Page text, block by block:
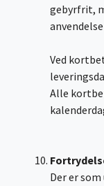
gebyrfrit,
Ved
Alle
Der er